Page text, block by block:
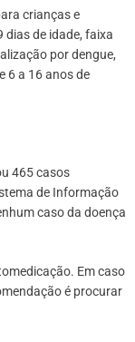
crianças e
dias de idade, faixa
por dengue,
6 a 16 anos de
465 casos
de Informação
caso da doença
Em caso
é procurar